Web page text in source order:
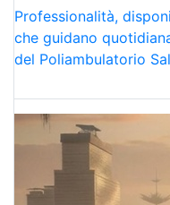
Professionalità,
che guidano
del Poliambulatorio